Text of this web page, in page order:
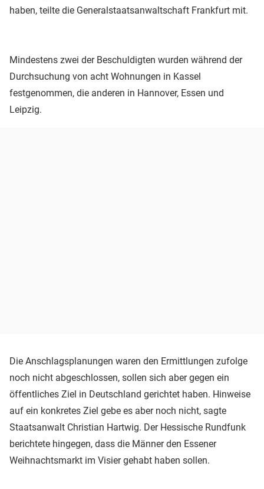
haben, teilte die Generalstaatsanwaltschaft Frankfurt mit.
Mindestens zwei der Beschuldigten wurden während der
Durchsuchung von acht Wohnungen in Kassel
festgenommen, die anderen in Hannover, Essen und
Leipzig.
Die Anschlagsplanungen waren den Ermittlungen zufolge
noch nicht abgeschlossen, sollen sich aber gegen ein
öffentliches Ziel in Deutschland gerichtet haben. Hinweise
auf ein konkretes Ziel gebe es aber noch nicht, sagte
Staatsanwalt Christian Hartwig. Der Hessische Rundfunk
berichtete hingegen, dass die Männer den Essener
Weihnachtsmarkt im Visier gehabt haben sollen.